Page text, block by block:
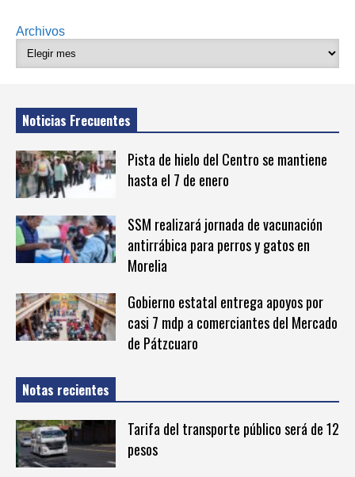
Archivos
Noticias Frecuentes
Pista de hielo del Centro se mantiene
hasta el 7 de enero
SSM realizará jornada de vacunación
antirrábica para perros y gatos en
Morelia
Gobierno estatal entrega apoyos por
casi 7 mdp a comerciantes del Mercado
de Pátzcuaro
Notas recientes
Tarifa del transporte público será de 12
pesos